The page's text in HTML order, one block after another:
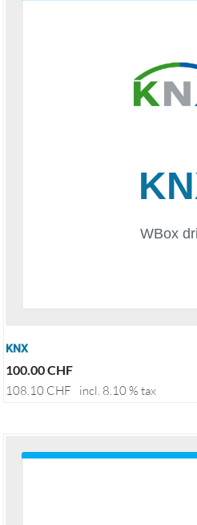
KNX
100.00CHF
108.10 CHF incl. 8.10 % tax